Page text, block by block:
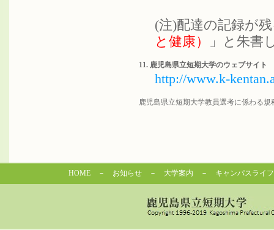
(注)配達の記録が
と健康）
」と朱書
11. 鹿児島県立短期大学のウェブサイト
http://www.k-
鹿児島県立短期大学教員選考に係わる規
HOME － お知らせ － 大学案内 － キャンパスライフ